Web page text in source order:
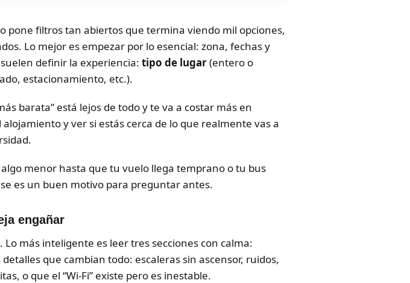
pone filtros tan abiertos que termina viendo mil opciones,
Lo mejor es empezar por lo esencial: zona, fechas y
definir la experiencia: tipo de lugar(entero o
estacionamiento, etc.).
barata” está lejos de todo y te va a costar más en
y ver si estás cerca de lo que realmente vas a
menor hasta que tu vuelo llega temprano o tu bus
es un buen motivo para preguntar antes.
engañar
más inteligente es leer tres secciones con calma:
que cambian todo: escaleras sin ascensor, ruidos,
o que el “Wi-Fi” existe pero es inestable.